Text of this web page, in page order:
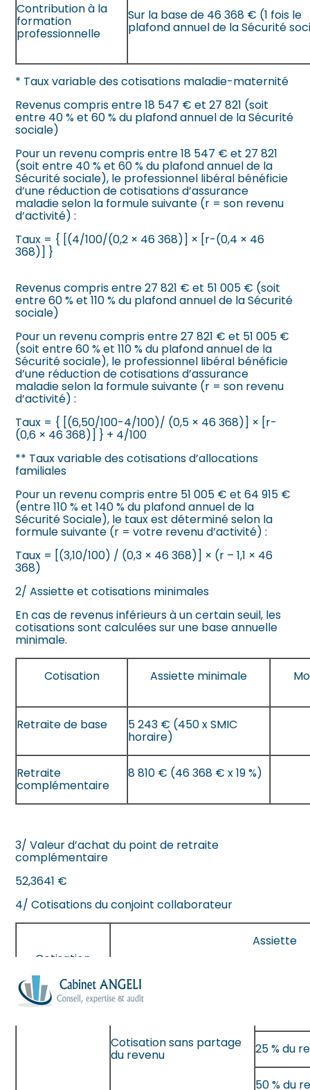
Aller
au
Contribution à la
formation
professionnelle
Sur la base de 46 368 € (1 fois le
plafond annuel de la Sécurité
* Taux variable des cotisations maladie-maternité
Revenus compris entre 18 547 € et 27 821 (soit
entre 40 % et 60 % du plafond annuel de la Sécurité
sociale)
Pour un revenu compris entre 18 547 € et 27 821
(soit entre 40 % et 60 % du plafond annuel de la
Sécurité sociale), le professionnel libéral bénéficie
d’une réduction de cotisations d’assurance
maladie selon la formule suivante (r = son revenu
d’activité) :
Taux = { [(4/100/(0,2 × 46 368)] × [r-(0,4 × 46
368)] }
Revenus compris entre 27 821 € et 51 005 € (soit
entre 60 % et 110 % du plafond annuel de la Sécurité
sociale)
Pour un revenu compris entre 27 821 € et 51 005 €
(soit entre 60 % et 110 % du plafond annuel de la
Sécurité sociale), le professionnel libéral bénéficie
d’une réduction de cotisations d’assurance
maladie selon la formule suivante (r = son revenu
d’activité) :
Taux = { [(6,50/100-4/100)/ (0,5 × 46 368)] × [r-
(0,6 × 46 368)] } + 4/100
** Taux variable des cotisations d’allocations
familiales
Pour un revenu compris entre 51 005 € et 64 915 €
(entre 110 % et 140 % du plafond annuel de la
Sécurité Sociale), le taux est déterminé selon la
formule suivante (r = votre revenu d’activité) :
Taux = [(3,10/100) / (0,3 × 46 368)] × (r – 1,1 × 46
368)
2/ Assiette et cotisations minimales
En cas de revenus inférieurs à un certain seuil, les
cotisations sont calculées sur une base annuelle
minimale.
Cotisation Assiette minimale
Retraite de base 5 243 € (450 x SMIC
horaire)
Retraite
complémentaire
8 810 € (46 368 € x 19 %)
3/ Valeur d’achat du point de retraite
complémentaire
52,3641 €
4/ Cotisations du conjoint collaborateur
Cotisation
Assiette
Cotisation sans partage
du revenu 25 % du
50 % du